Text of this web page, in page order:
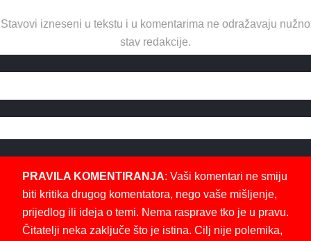
Stavovi izneseni u tekstu i u komentarima ne odražavaju nužno
stav redakcije.
PRAVILA KOMENTIRANJA: Vaši komentari ne smiju
biti kritika drugog komentatora, nego vaše mišljenje,
prijedlog ili ideja o temi. Nema rasprave tko je u pravu.
Čitatelji neka zaključe što je istina. Cilj nije polemika,